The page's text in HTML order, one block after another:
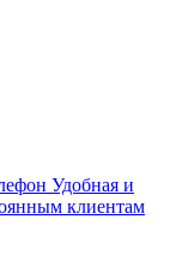
Удобная и
клиентам